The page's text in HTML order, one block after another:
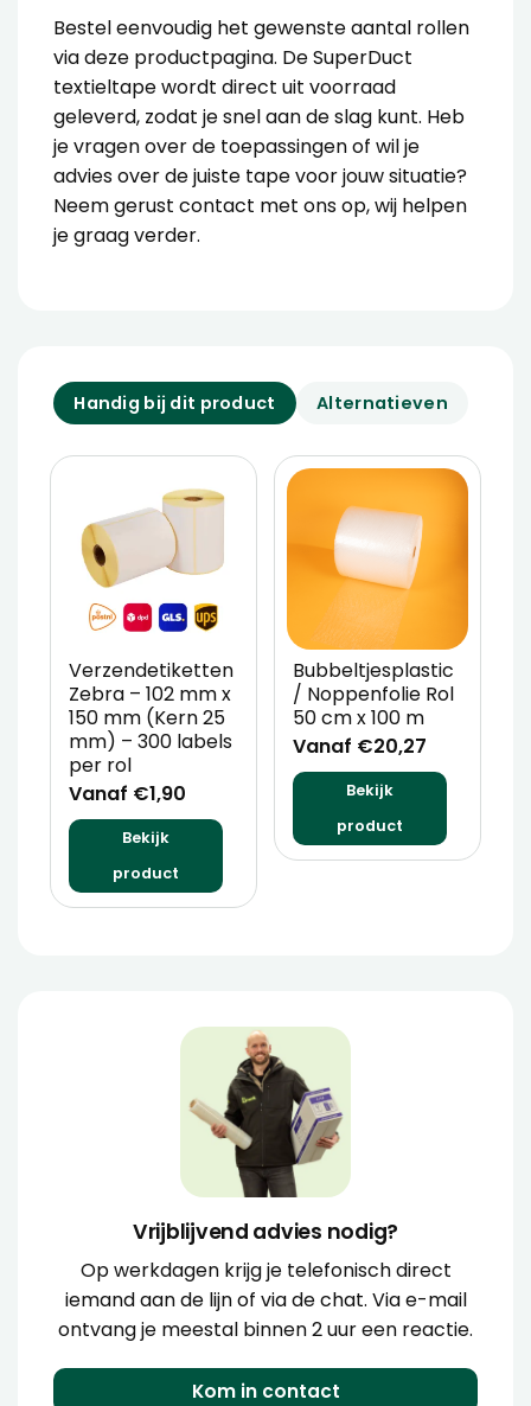
Bestel eenvoudig het gewenste aantal rollen
via deze productpagina. De SuperDuct
textieltape wordt direct uit voorraad
geleverd, zodat je snel aan de slag kunt. Heb
je vragen over de toepassingen of wil je
advies over de juiste tape voor jouw situatie?
Neem gerust contact met ons op, wij helpen
je graag verder.
Handig bij dit product Alternatieven
Verzendetiketten
Zebra – 102 mm x
150 mm (Kern 25
mm) – 300 labels
per rol
Vanaf €1,90
Bekijk
product
Bubbeltjesplastic
/ Noppenfolie Rol
50 cm x 100 m
Vanaf €20,27
Bekijk
product
Vrijblijvend advies nodig?
Op werkdagen krijg je telefonisch direct
iemand aan de lijn of via de chat. Via e-mail
ontvang je meestal binnen 2 uur een reactie.
Kom in contact